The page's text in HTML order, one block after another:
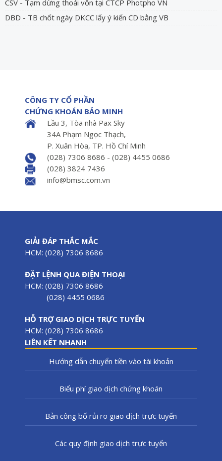
CSV - Tạm dừng thoái vốn tại CTCP Photpho VN
DBD - TB chốt ngày DKCC lấy ý kiến CD bằng VB
CÔNG TY CỔ PHẦN
CHỨNG KHOÁN BẢO MINH
Lầu 3, Tòa nhà Pax Sky
34A Phạm Ngọc Thạch,
P. Xuân Hòa, TP. Hồ Chí Minh
(028) 7306 8686 - (028) 4455 0686
(028) 3824 7436
info@bmsc.com.vn
GIẢI ĐÁP THẮC MẮC
HCM: (028) 7306 8686
ĐẶT LỆNH QUA ĐIỆN THOẠI
HCM: (028) 7306 8686
(028) 4455 0686
HỖ TRỢ GIAO DỊCH TRỰC TUYẾN
HCM: (028) 7306 8686
LIÊN KẾT NHANH
Hướng dẫn chuyển tiền vào tài khoản
Biểu phí giao dịch chứng khoán
Bản công bố rủi ro giao dịch trực tuyến
Các quy định giao dịch trực tuyến